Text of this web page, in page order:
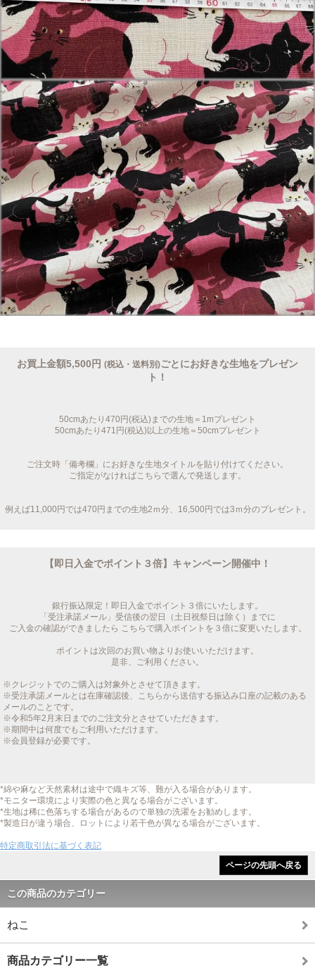
お買上金額5,500円 (税込・送料別)ごとにお好きな生地をプレゼン
ト！
50cmあたり470円(税込)までの生地＝1mプレゼント
50cmあたり471円(税込)以上の生地＝50cmプレゼント
ご注文時「備考欄」にお好きな生地タイトルを貼り付けてください。
ご指定がなければこちらで選んで発送します。
例えば11,000円では470円までの生地2ｍ分、16,500円では3ｍ分のプレゼント。
【即日入金でポイント３倍】キャンペーン開催中！
銀行振込限定！即日入金でポイント３倍にいたします。
「受注承諾メール」受信後の翌日（土日祝祭日は除く）までに
ご入金の確認ができましたら こちらで購入ポイントを３倍に変更いたします。
ポイントは次回のお買い物よりお使いいただけます。
是非、ご利用ください。
※クレジットでのご購入は対象外とさせて頂きます。
※受注承諾メールとは在庫確認後、こちらから送信する振込み口座の記載のある
メールのことです。
※令和5年2月末日までのご注文分とさせていただきます。
※期間中は何度でもご利用いただけます。
※会員登録が必要です。
*綿や麻など天然素材は途中で織キズ等、難が入る場合があります。
*モニター環境により実際の色と異なる場合がございます。
*生地は稀に色落ちする場合があるので単独の洗濯をお勧めします。
*製造日が違う場合、ロットにより若干色が異なる場合がございます。
特定商取引法に基づく表記
ページの先頭へ戻る
この商品のカテゴリー
ねこ
商品カテゴリー一覧